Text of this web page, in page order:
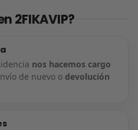
2FIKAVIP?
nos hacemos cargo
de nuevo o devolución